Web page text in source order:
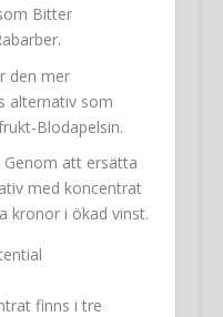
Bitter
den mer
alternativ som
Blodapelsin.
Genom att ersätta
med koncentrat
kronor i ökad vinst.
finns i tre